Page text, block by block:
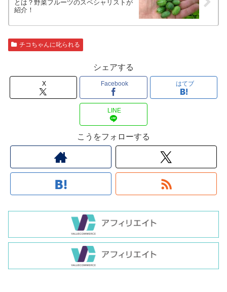
とは？野菜フルーツのスペシャリストが
紹介！
チコちゃんに叱られる
シェアする
X Facebook はてブ
LINE
こうをフォローする